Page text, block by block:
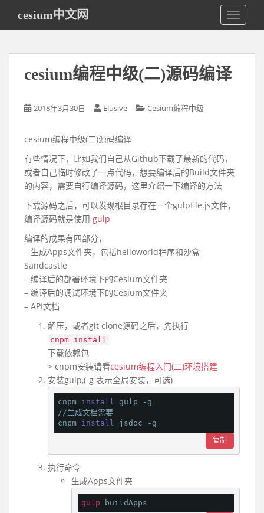
i
cesium中文网
cesium编程中级(二)源码编译
2018年3月30日 Elusive Cesium编程中级
cesium编程中级(二)源码编译
有些情况下，比如我们自己从Github下载了最新的代码，
或者自己临时修改了一点代码，想要编译后的Build文件夹
的内容，需要自行编译源码，这里介绍一下编译的方法
下载源码之后，可以发现根目录存在一个gulpfile.js文件，
编译源码就是使用 gulp
编译的成果有四部分，
– 生成Apps文件夹，包括helloworld程序和沙盒
Sandcastle
– 编译后的部署环境下的Cesium文件夹
– 编译后的调试环境下的Cesium文件夹
– API文档
解压，或者git clone源码之后，先执行
cnpm install
下载依赖包
> cnpm安装请看cesium编程入门(二)环境搭建
安装gulp,(-g 表示全局安装，可选)
cnpm install gulp -g
//生成文档需要
cnpm install
复制
执行命令
生成Apps文件夹
gulp